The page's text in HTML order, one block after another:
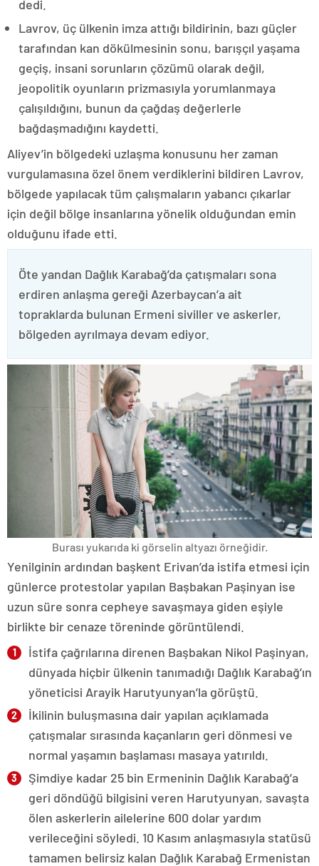
dedi.
Lavrov, üç ülkenin imza attığı bildirinin, bazı güçler
tarafından kan dökülmesinin sonu, barışçıl yaşama
geçiş, insani sorunların çözümü olarak değil,
jeopolitik oyunların prizmasıyla yorumlanmaya
çalışıldığını, bunun da çağdaş değerlerle
bağdaşmadığını kaydetti.
Aliyev’in bölgedeki uzlaşma konusunu her zaman
vurgulamasına özel önem verdiklerini bildiren Lavrov,
bölgede yapılacak tüm çalışmaların yabancı çıkarlar
için değil bölge insanlarına yönelik olduğundan emin
olduğunu ifade etti.
Öte yandan Dağlık Karabağ’da çatışmaları sona
erdiren anlaşma gereği Azerbaycan’a ait
topraklarda bulunan Ermeni siviller ve askerler,
bölgeden ayrılmaya devam ediyor.
Burası yukarıda ki görselin altyazı örneğidir.
Yenilginin ardından başkent Erivan’da istifa etmesi için
günlerce protestolar yapılan Başbakan Paşinyan ise
uzun süre sonra cepheye savaşmaya giden eşiyle
birlikte bir cenaze töreninde görüntülendi.
İstifa çağrılarına direnen Başbakan Nikol Paşinyan,
dünyada hiçbir ülkenin tanımadığı Dağlık Karabağ’ın
yöneticisi Arayik Harutyunyan’la görüştü.
İkilinin buluşmasına dair yapılan açıklamada
çatışmalar sırasında kaçanların geri dönmesi ve
normal yaşamın başlaması masaya yatırıldı.
Şimdiye kadar 25 bin Ermeninin Dağlık Karabağ’a
geri döndüğü bilgisini veren Harutyunyan, savaşta
ölen askerlerin ailelerine 600 dolar yardım
verileceğini söyledi. 10 Kasım anlaşmasıyla statüsü
tamamen belirsiz kalan Dağlık Karabağ Ermenistan